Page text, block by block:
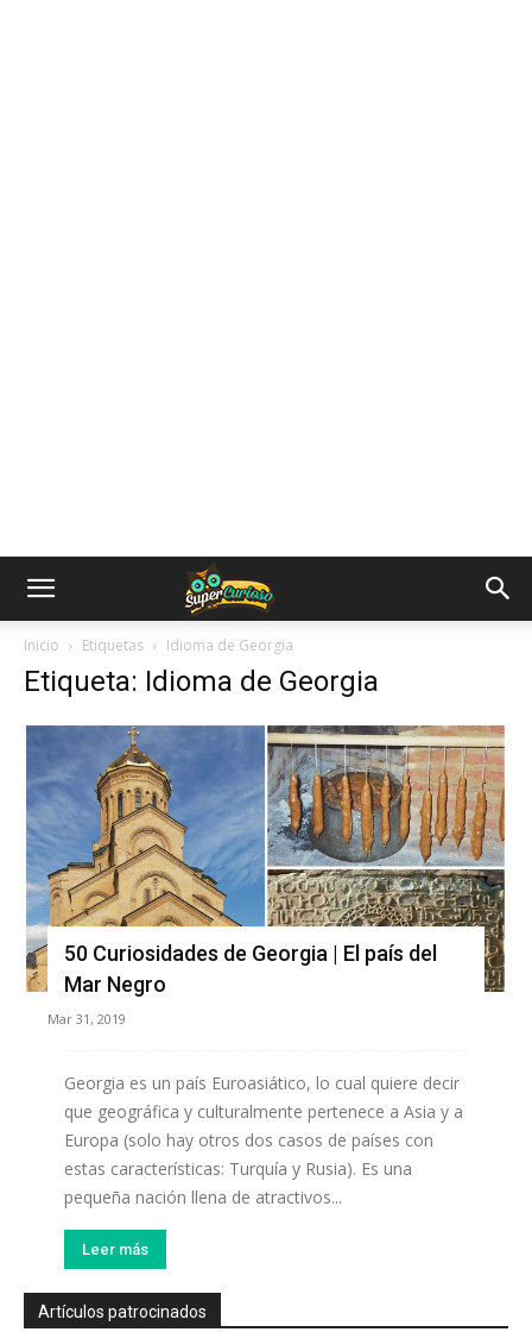
Inicio Etiquetas Idioma de Georgia
Etiqueta: Idioma de Georgia
50 Curiosidades de Georgia | El país del
Mar Negro
Mar 31, 2019
Georgia es un país Euroasiático, lo cual quiere decir
que geográfica y culturalmente pertenece a Asia y a
Europa (solo hay otros dos casos de países con
estas características: Turquía y Rusia). Es una
pequeña nación llena de atractivos...
Leer más
Artículos patrocinados